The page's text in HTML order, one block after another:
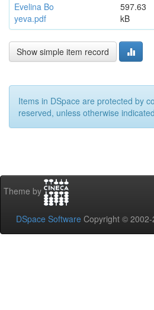
Evelina Bo
yeva.pdf
597.63
kB
Show simple item record
Items in DSpace are protected by
reserved, unless otherwise
Theme by
DSpace Software Copyright © 2002-